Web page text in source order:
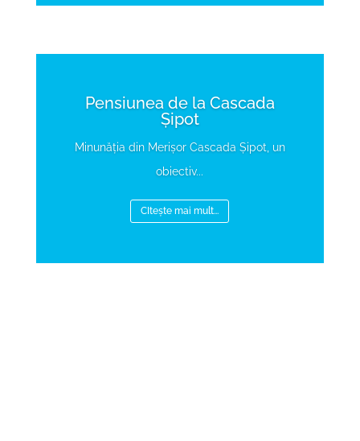
Pensiunea de la Cascada
Șipot
Minunăția din Merișor Cascada Șipot, un
obiectiv...
CItește mai mult...